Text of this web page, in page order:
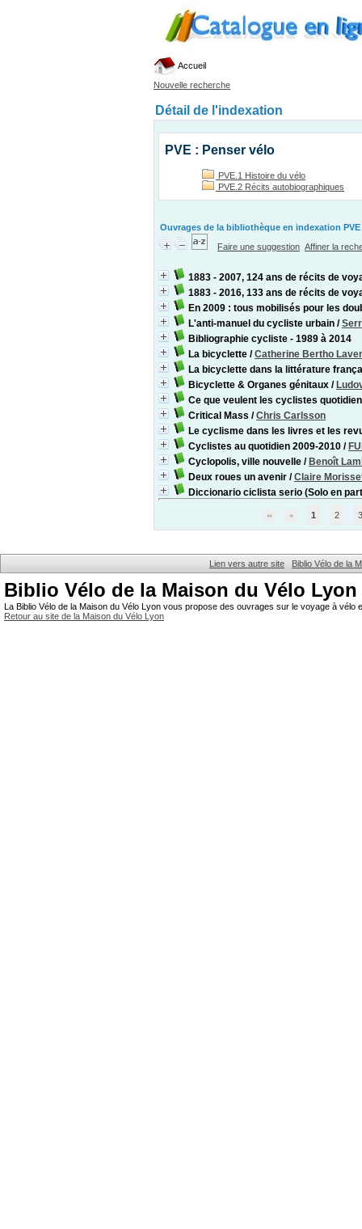
Accueil
Nouvelle recherche
Détail de l'indexation
PVE : Penser vélo
PVE.1 Histoire du vélo
PVE.2 Récits autobiographiques
Ouvrages de la bibliothèque en indexation PVE
Faire une suggestion Affiner la
1883 - 2007, 124 ans de récits de
1883 - 2016, 133 ans de récits de
En 2009 : tous mobilisés pour les
L'anti-manuel du cycliste urbain /
Bibliographie cycliste - 1989 à 2014
La bicyclette /Catherine Bertho
La bicyclette dans la littérature
Bicyclette & Organes génitaux /
Ce que veulent les cyclistes
Critical Mass /Chris Carlsson
Le cyclisme dans les livres et les
Cyclistes au quotidien 2009-2010 /
Cyclopolis, ville nouvelle / Benoît
Deux roues un avenir /Claire
Diccionario ciclista serio (Solo en
1 2 3
Lien vers autre site Biblio Vélo de la
Biblio Vélo de la Maison du Vélo Lyon
La Biblio Vélo de la Maison du Vélo Lyon vous propose des ouvrages sur le voyage à
Retour au site de la Maison du Vélo Lyon